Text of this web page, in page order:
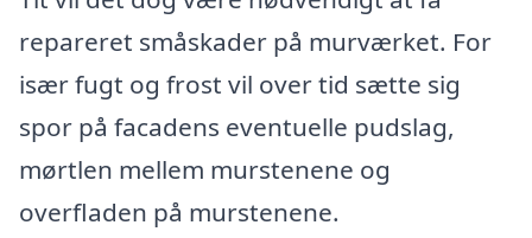
repareret småskader på murværket. For
især fugt og frost vil over tid sætte sig
spor på facadens eventuelle pudslag,
mørtlen mellem murstenene og
overfladen på murstenene.